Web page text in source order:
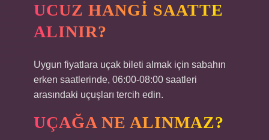
UCUZ HANGI SAATTE
ALINIR?
Uygun fiyatlara uçak bileti almak için sabahın
erken saatlerinde, 06:00-08:00 saatleri
arasındaki uçuşları tercih edin.
UÇAĞA NE ALINMAZ?